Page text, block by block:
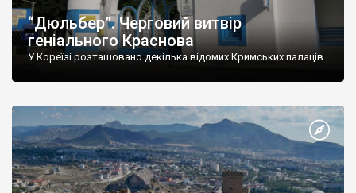
“Дюльбер”. Черговий витвір
геніального Краснова
У Кореїзі розташовано декілька відомих Кримських палаців.